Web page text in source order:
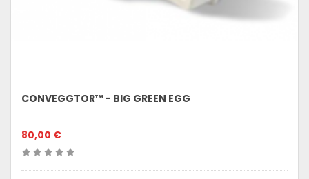
CONVEGGTOR™ - BIG GREEN EGG
80,00 €